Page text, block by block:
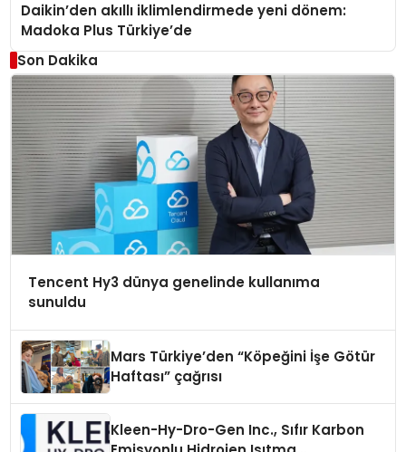
Daikin’den akıllı iklimlendirmede yeni dönem:
Madoka Plus Türkiye’de
Son Dakika
Tencent Hy3 dünya genelinde kullanıma
sunuldu
Mars Türkiye’den “Köpeğini İşe Götür
Haftası” çağrısı
Kleen-Hy-Dro-Gen Inc., Sıfır Karbon